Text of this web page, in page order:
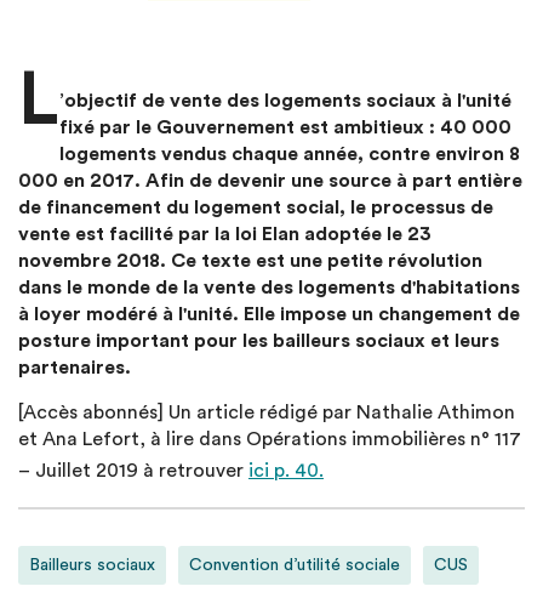
L’objectif de vente des logements sociaux à l'unité
fixé par le Gouvernement est ambitieux : 40 000
logements vendus chaque année, contre environ 8
000 en 2017. Afin de devenir une source à part entière
de financement du logement social, le processus de
vente est facilité par la loi Elan adoptée le 23
novembre 2018. Ce texte est une petite révolution
dans le monde de la vente des logements d'habitations
à loyer modéré à l'unité. Elle impose un changement de
posture important pour les bailleurs sociaux et leurs
partenaires.
[Accès abonnés] Un article rédigé par Nathalie Athimon
et Ana Lefort, à lire dans Opérations immobilières n° 117
– Juillet 2019 à retrouver ici p. 40.
Bailleurs sociaux Convention d’utilité sociale CUS